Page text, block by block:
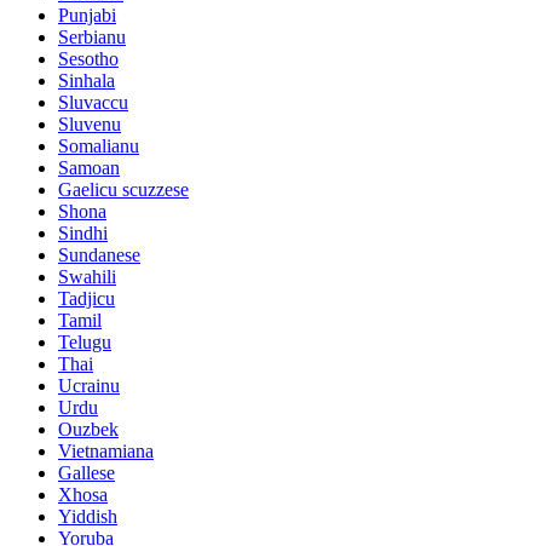
Punjabi
Serbianu
Sesotho
Sinhala
Sluvaccu
Sluvenu
Somalianu
Samoan
Gaelicu scuzzese
Shona
Sindhi
Sundanese
Swahili
Tadjicu
Tamil
Telugu
Thai
Ucrainu
Urdu
Ouzbek
Vietnamiana
Gallese
Xhosa
Yiddish
Yoruba